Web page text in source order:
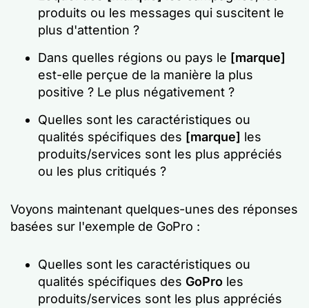
produits ou les messages qui suscitent le
plus d'attention ?
Dans quelles régions ou pays le [marque]
est-elle perçue de la manière la plus
positive ? Le plus négativement ?
Quelles sont les caractéristiques ou
qualités spécifiques des [marque] les
produits/services sont les plus appréciés
ou les plus critiqués ?
Voyons maintenant quelques-unes des réponses
basées sur l'exemple de GoPro :
Quelles sont les caractéristiques ou
qualités spécifiques des GoPro les
produits/services sont les plus appréciés